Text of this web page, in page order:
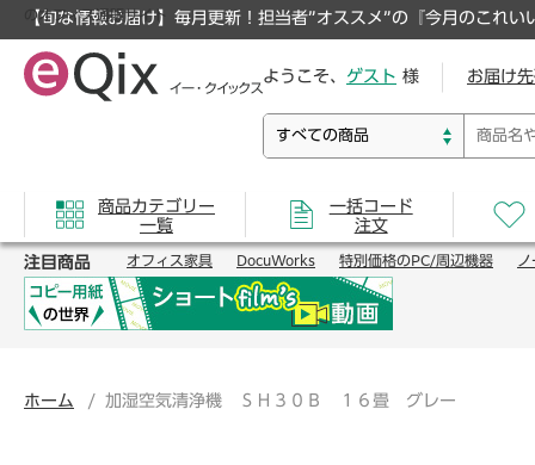
【旬な情報お届け】毎月更新！担当者”オススメ”の『今月のこれい
のオフィス通販サイト
ようこそ、 ゲスト 様 お届け
商品カテゴリー
一覧
一括コード
注文
注目商品 オフィス家具 DocuWorks 特別価格のPC/周辺機器 ノ
ホーム 加湿空気清浄機 ＳＨ３０Ｂ １６畳 グレー